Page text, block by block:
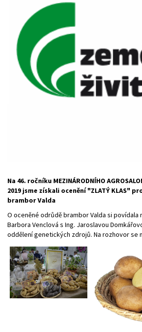
Na 46. ročníku MEZINÁRODNÍHO
2019 jsme získali ocenění "ZLATÝ KLAS"
brambor Valda
O oceněné odrůdě brambor Valda si povídala
Barbora Venclová s Ing. Jaroslavou
oddělení genetických zdrojů. Na rozhovor se